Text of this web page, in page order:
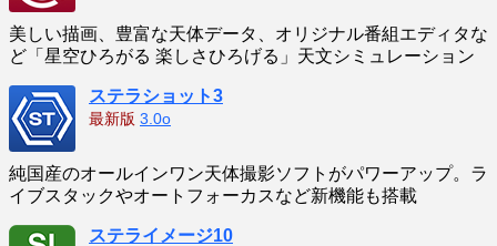
美しい描画、豊富な天体データ、オリジナル番組エディタな
ど「星空ひろがる 楽しさひろげる」天文シミュレーション
ステラショット3
最新版 3.0o
純国産のオールインワン天体撮影ソフトがパワーアップ。ラ
イブスタックやオートフォーカスなど新機能も搭載
ステライメージ10